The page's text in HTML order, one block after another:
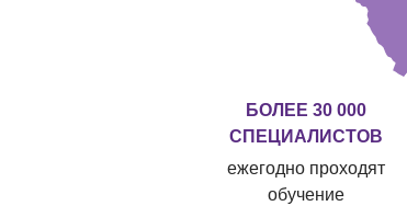
БОЛЕЕ 30 000
СПЕЦИАЛИСТОВ
ежегодно проходят
обучение